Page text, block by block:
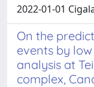
2022-01-01
On the
events by
analysis at
complex,